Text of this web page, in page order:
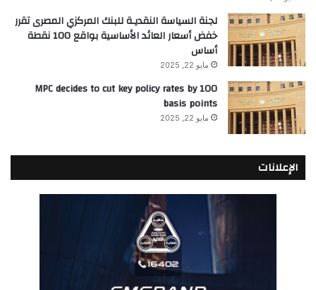
لجنة السياسة النقديـة للبنك المركزي المصرى تقرر
خفض أسعار العائد الأساسية بواقع 100 نقطة
أساس
مايو 22, 2025
MPC decides to cut key policy rates by 100
basis points
مايو 22, 2025
الإعلانات